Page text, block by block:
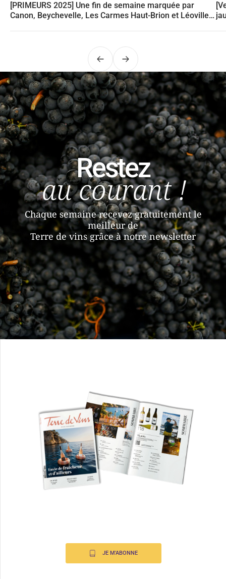
[PRIMEURS 2025] Une fin de semaine marquée par
Canon, Beychevelle, Les Carmes Haut-Brion et Léoville
PrécédentSuivant
Restez
au courant !
Chaque semaine recevez gratuitement le
meilleur de
Terre de vins grâce à notre newsletter
JE M'ABONNE